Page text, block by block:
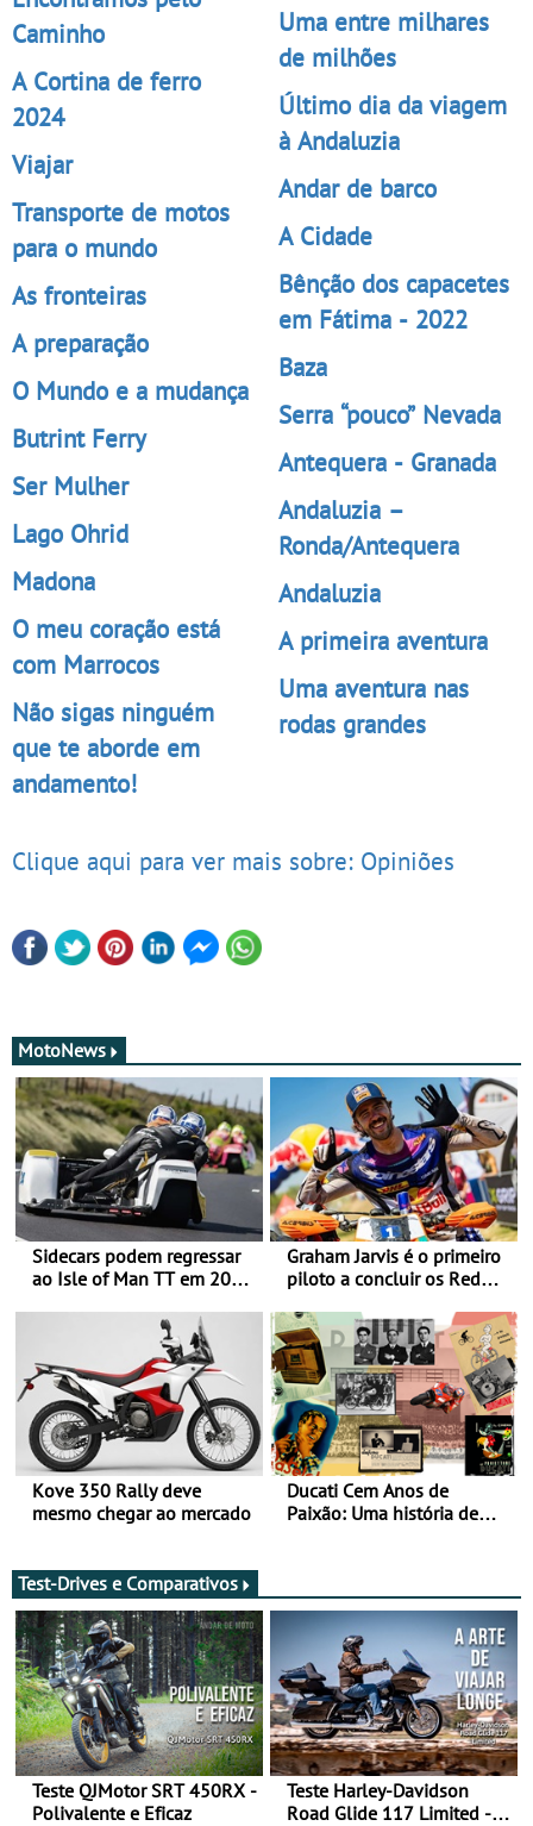
Caminho
A Cortina de ferro
2024
Viajar
Transporte de motos
para o mundo
As fronteiras
A preparação
O Mundo e a mudança
Butrint Ferry
Ser Mulher
Lago Ohrid
Madona
O meu coração está
com Marrocos
Não sigas ninguém
que te aborde em
andamento!
Uma entre milhares
de milhões
Último dia da viagem
à Andaluzia
Andar de barco
A Cidade
Bênção dos capacetes
em Fátima - 2022
Baza
Serra “pouco” Nevada
Antequera - Granada
Andaluzia –
Ronda/Antequera
Andaluzia
A primeira aventura
Uma aventura nas
rodas grandes
Clique aqui para ver mais sobre: Opiniões
MotoNews
Sidecars podem regressar
ao Isle of Man TT em 2027
Graham Jarvis é o primeiro
piloto a concluir os Red
moto elétrica
Kove 350 Rally deve
mesmo chegar ao mercado
Ducati Cem Anos de
Paixão: Uma história de
Test-Drives e Comparativos
Teste QJMotor SRT 450RX -
Polivalente e Eficaz
Teste Harley-Davidson
Road Glide 117 Limited - A